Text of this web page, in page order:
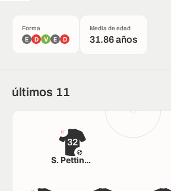
Forma
E D V E D
Media de edad
31.86 años
últimos 11
32
S. Pettinari